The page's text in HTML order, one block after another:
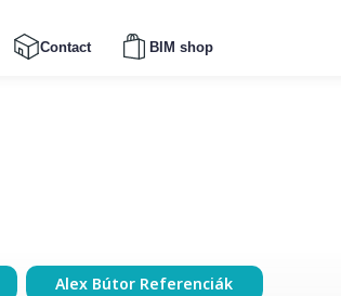
Contact BIM shop
Alex Bútor Referenciák